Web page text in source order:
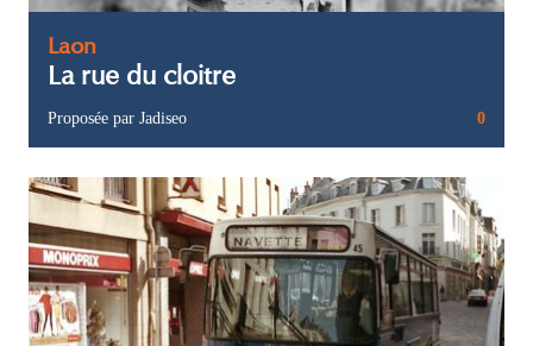
Laon
La rue du cloitre
Proposée par Jadiseo 0